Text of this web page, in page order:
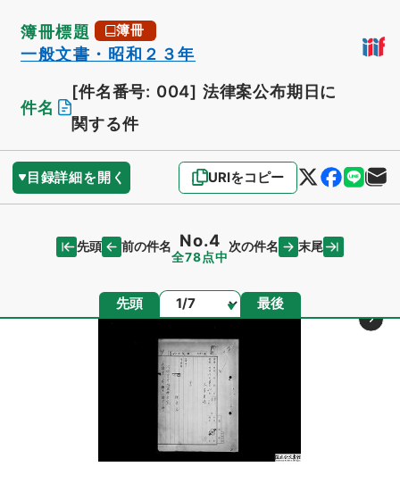
簿冊標題 簿冊
一般文書・昭和２３年
件名
[件名番号: 004] 法律案公布期日に
関する件
目録詳細を開く URIをコピー
先頭 前の件名 No.4
全78点中
次の件名 末尾
先頭 ページ 最後